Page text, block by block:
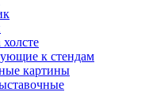
к стендам
картины